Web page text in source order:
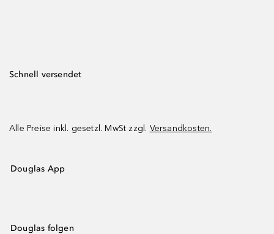
Schnell versendet
Alle Preise inkl. gesetzl. MwSt zzgl. Versandkosten.
Douglas App
Douglas folgen